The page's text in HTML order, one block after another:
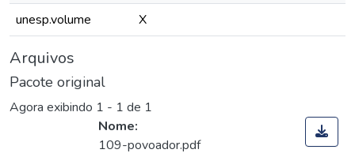
unesp.volume
X
Arquivos
Pacote original
Agora exibindo 1 - 1 de 1
Nome:
109-povoador.pdf